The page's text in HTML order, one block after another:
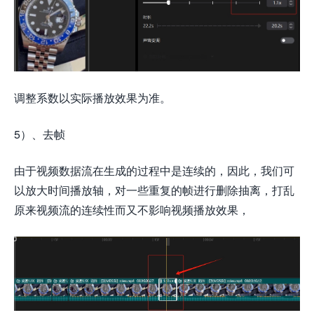
调整系数以实际播放效果为准。
5）、去帧
由于视频数据流在生成的过程中是连续的，因此，我们可
以放大时间播放轴，对一些重复的帧进行删除抽离，打乱
原来视频流的连续性而又不影响视频播放效果，